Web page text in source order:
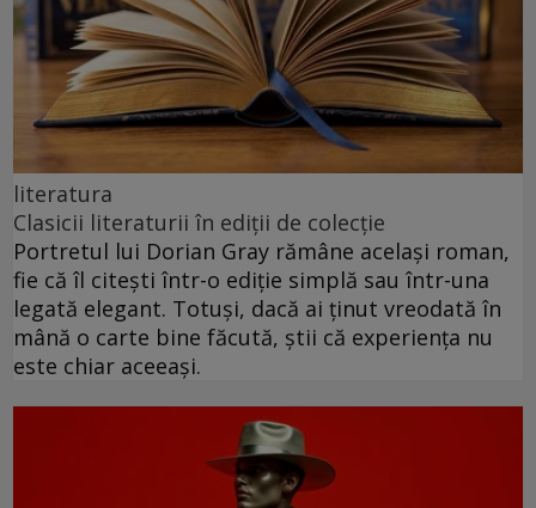
literatura
Clasicii literaturii în ediții de colecție
Portretul lui Dorian Gray rămâne același roman,
fie că îl citești într-o ediție simplă sau într-una
legată elegant. Totuși, dacă ai ținut vreodată în
mână o carte bine făcută, știi că experiența nu
este chiar aceeași.